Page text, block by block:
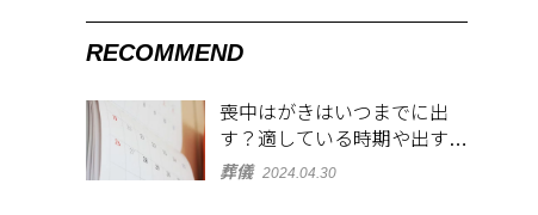
RECOMMEND
喪中はがきはいつまでに出
す？適している時期や出す範
囲を解説！
葬儀 2024.04.30